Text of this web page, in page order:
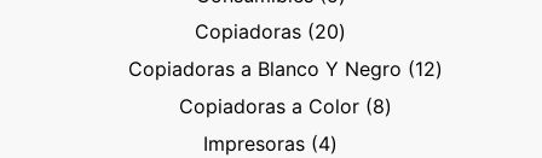
productos
Copiadoras 2020
productos
Copiadoras a Blanco Y Negro 1212
Copiadoras a Color 88
Impresoras 44